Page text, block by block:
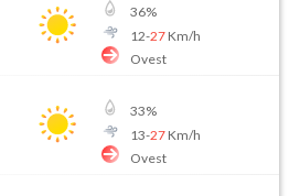
36%
12-27Km/h
Ovest
33%
13-27Km/h
Ovest